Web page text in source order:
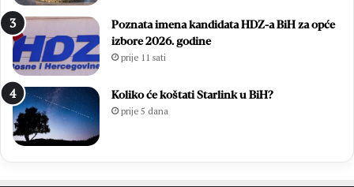
Poznata imena kandidata HDZ-a BiH za opće
izbore 2026. godine
prije 11 sati
Koliko će koštati Starlink u BiH?
prije 5 dana